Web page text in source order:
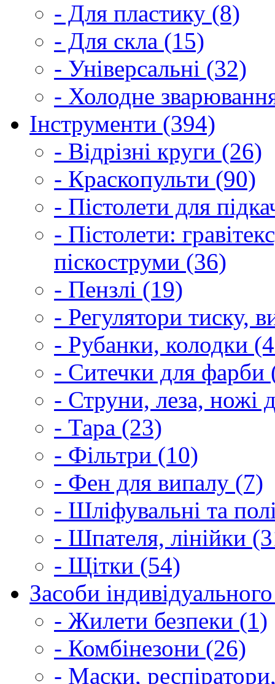
- Для пластику (8)
- Для скла (15)
- Універсальні (32)
- Холодне
Інструменти (394)
- Відрізні круги (26)
- Краскопульти (90)
- Пістолети для
- Пістолети:
піскоструми (36)
- Пензлі (19)
- Регулятори тиску,
- Рубанки, колодки
- Ситечки для фарби
- Струни, леза, ножі
- Тара (23)
- Фільтри (10)
- Фен для випалу (7)
- Шліфувальні та
- Шпателя, лінійки
- Щітки (54)
Засоби
- Жилети безпеки (1)
- Комбінезони (26)
- Маски,